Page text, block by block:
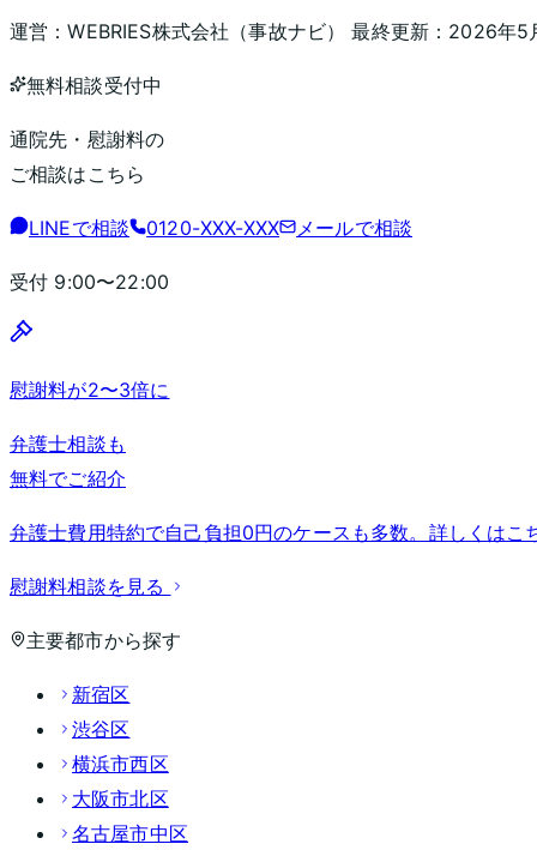
運営：WEBRIES株式会社 （事故ナビ） 最終更新： 2026年5
無料相談受付中
通院先・慰謝料の
ご相談はこちら
LINEで相談 0120-XXX-XXX メールで相談
受付 9:00〜22:00
慰謝料が2〜3倍に
弁護士相談も
無料でご紹介
弁護士費用特約で自己負担0円のケースも多数。詳しくはこ
慰謝料相談を見る
主要都市から探す
新宿区
渋谷区
横浜市西区
大阪市北区
名古屋市中区